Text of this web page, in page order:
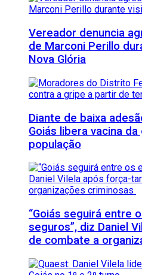
Vereador denuncia
de Marconi Perillo
Nova Glória
Diante de baixa
Goiás libera vacina
população
“Goiás seguirá entre
seguros”, diz Daniel
de combate a